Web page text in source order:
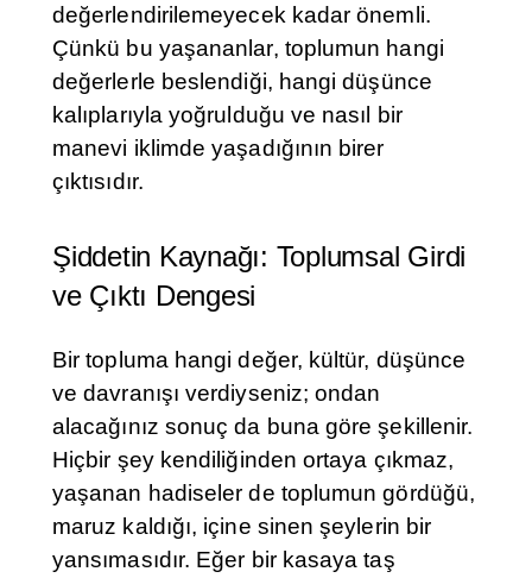
değerlendirilemeyecek kadar önemli.
Çünkü bu yaşananlar, toplumun hangi
değerlerle beslendiği, hangi düşünce
kalıplarıyla yoğrulduğu ve nasıl bir
manevi iklimde yaşadığının birer
çıktısıdır.
Şiddetin Kaynağı: Toplumsal Girdi
ve Çıktı Dengesi
Bir topluma hangi değer, kültür, düşünce
ve davranışı verdiyseniz; ondan
alacağınız sonuç da buna göre şekillenir.
Hiçbir şey kendiliğinden ortaya çıkmaz,
yaşanan hadiseler de toplumun gördüğü,
maruz kaldığı, içine sinen şeylerin bir
yansımasıdır. Eğer bir kasaya taş